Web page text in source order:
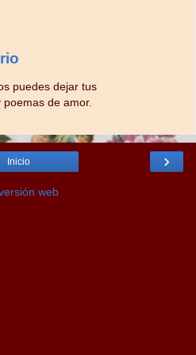
puedes dejar tus
de amor.
›
Inicio
web